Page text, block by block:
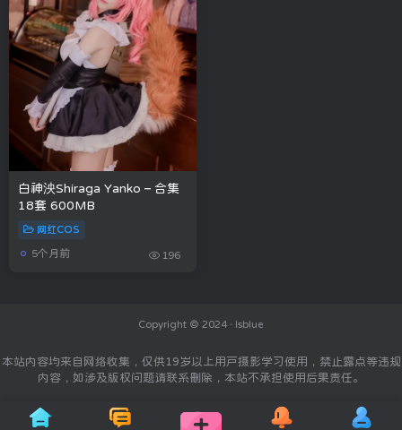
白神泱Shiraga Yanko – 合集
18套 600MB
网红COS
5个月前 196
Copyright © 2024 · Isblue
本站内容均来自网络收集，仅供19岁以上用户摄影学习使用，禁止露点等违规
内容，如涉及版权问题请联系删除，本站不承担使用后果责任。